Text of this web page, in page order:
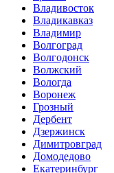
Владивосток
Владикавказ
Владимир
Волгоград
Волгодонск
Волжский
Вологда
Воронеж
Грозный
Дербент
Дзержинск
Димитровград
Домодедово
Екатеринбург